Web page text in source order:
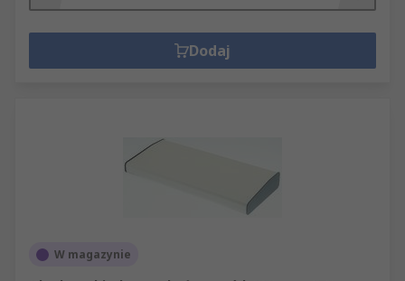
Dodaj
W magazynie